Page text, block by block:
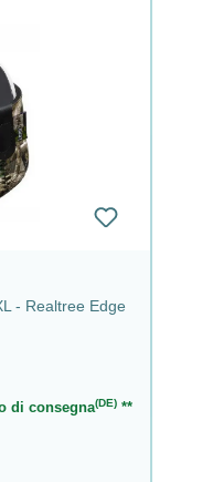
- Realtree Edge
di consegna(DE) **